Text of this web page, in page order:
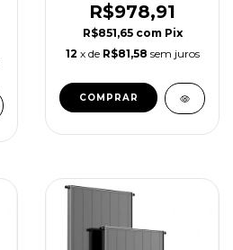
R$978,91
R$851,65 com Pix
12 x de R$81,58 sem juros